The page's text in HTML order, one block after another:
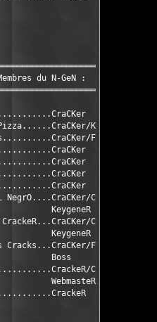
du N-GeN :      ═─· │
│
KeygeneR ╠─┐
FoundeR  │
╠─┤
│
╠─┘
│
CodeR/   │
KeygeneR         ┤
CodeR/   │
KeygeneR         ┤
FoundeR  │
Boss             │
CodeR    ╠─┐
WebmasteR        │
╠─┘